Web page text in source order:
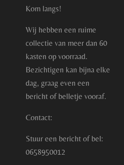
Kom langs!
Wij hebben een ruime
collectie van meer dan 60
kasten op voorraad.
Bezichtigen kan bijna elke
dag, graag even een
bericht of belletje vooraf.
Contact:
Stuur een bericht of bel:
0658950012